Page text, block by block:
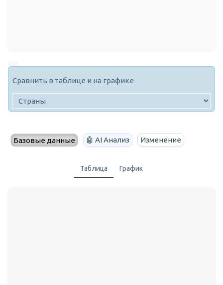
Сравнить в таблице и на графике
Базовые данные 🤖 AI Анализ Изменение
Таблица График